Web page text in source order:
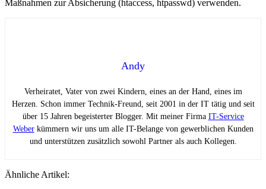
Maßnahmen zur Absicherung (htaccess, htpasswd) verwenden.
Andy
Verheiratet, Vater von zwei Kindern, eines an der Hand, eines im
Herzen. Schon immer Technik-Freund, seit 2001 in der IT tätig und seit
über 15 Jahren begeisterter Blogger. Mit meiner Firma IT-Service
Weberkümmern wir uns um alle IT-Belange von gewerblichen Kunden
und unterstützen zusätzlich sowohl Partner als auch Kollegen.
Ähnliche Artikel: